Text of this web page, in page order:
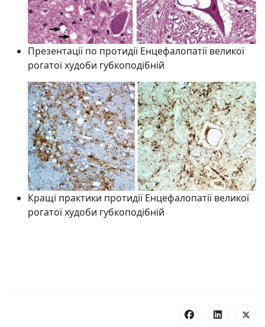
Презентації по протидії Енцефалопатії великої
рогатої худоби губкоподібній
Кращі практики протидії Енцефалопатії великої
рогатої худоби губкоподібній